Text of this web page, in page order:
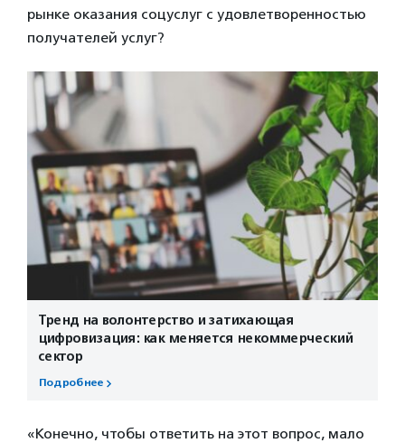
рынке оказания соцуслуг с удовлетворенностью
получателей услуг?
Тренд на волонтерство и затихающая
цифровизация: как меняется некоммерческий
сектор
Подробнее
«Конечно, чтобы ответить на этот вопрос, мало